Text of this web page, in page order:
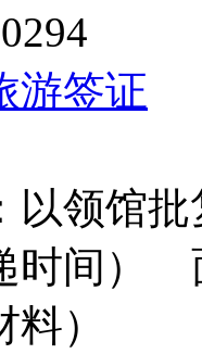
游签证
以领馆
时间）
）